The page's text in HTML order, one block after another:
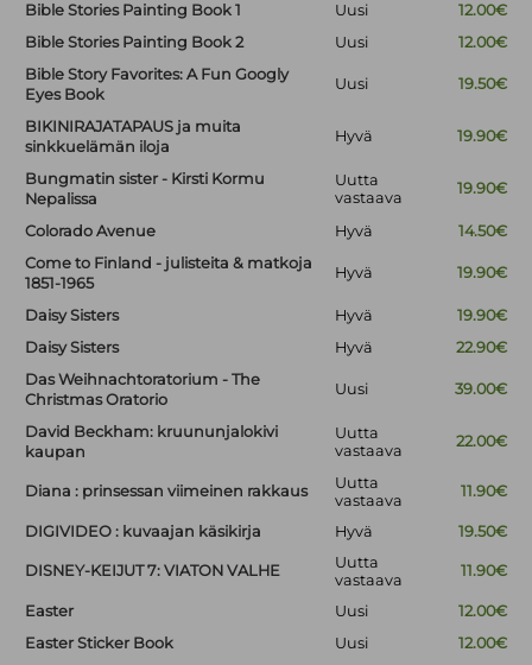
Bible Stories Painting Book 1
Uusi
12.00€
Bible Stories Painting Book 2
Uusi
12.00€
Bible Story Favorites: A Fun Googly
Eyes Book
Uusi 19.50€
BIKINIRAJATAPAUS ja muita
sinkkuelämän iloja
Hyvä 19.90€
Bungmatin sister - Kirsti Kormu
Nepalissa
Uutta
vastaava
19.90€
Colorado Avenue Hyvä
14.50€
Come to Finland - julisteita & matkoja
1851-1965
Hyvä 19.90€
Daisy Sisters Hyvä
19.90€
Daisy Sisters
Hyvä
22.90€
Das Weihnachtoratorium - The
Christmas Oratorio
Uusi 39.00€
David Beckham: kruununjalokivi
kaupan
Uutta
vastaava
22.00€
Diana : prinsessan viimeinen rakkaus
Uutta
vastaava
11.90€
DIGIVIDEO : kuvaajan käsikirja Hyvä 19.50€
DISNEY-KEIJUT 7: VIATON VALHE
Uutta
vastaava
11.90€
Easter Uusi
12.00€
Easter Sticker Book
Uusi
12.00€